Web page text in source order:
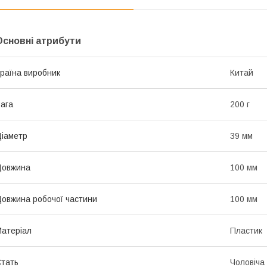
атрибути
виробник Китай
200 г
39 мм
100 мм
робочої частини 100 мм
Пластик
Чоловіча